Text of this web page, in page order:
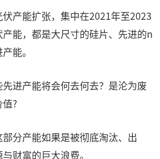
产能扩张，集中在2021年至2023
能，都是大尺寸的硅片、先进的n
能。
进产能将会何去何去？是沦为废
?
分产能如果是被彻底淘汰、出
财富的巨大浪费。